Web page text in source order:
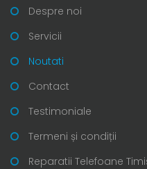
Despre noi
Servicii
Noutati
Contact
Testimoniale
Termeni și condiții
Reparatii Telefoane